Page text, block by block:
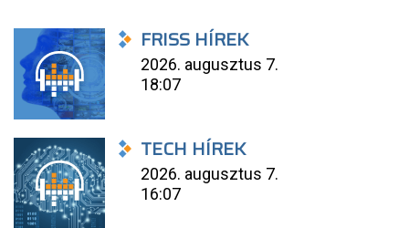
FRISS HÍREK
2026. augusztus 7.
18:07
TECH HÍREK
2026. augusztus 7.
16:07